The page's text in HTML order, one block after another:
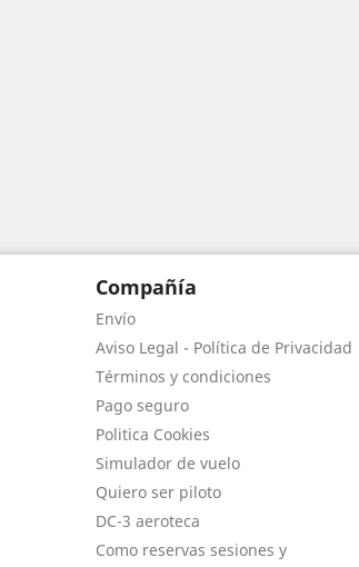
Compañía
Envío
Aviso Legal - Política de Privacidad
Términos y condiciones
Pago seguro
Politica Cookies
Simulador de vuelo
Quiero ser piloto
DC-3 aeroteca
Como reservas sesiones y